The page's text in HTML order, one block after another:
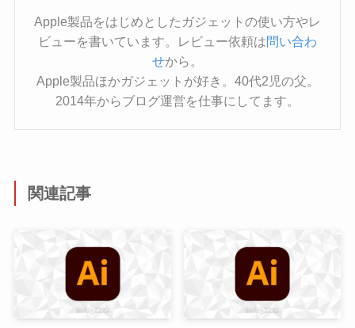
Apple製品をはじめとしたガジェットの使い方やレ
ビューを書いています。レビュー依頼は問い合わ
せから。
Apple製品ほかガジェットが好き。40代2児の父。
2014年からブログ運営を仕事にしてます。
関連記事